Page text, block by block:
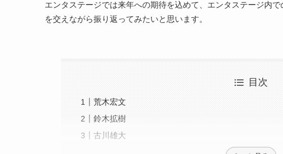
エンタステージでは来年への期待を込めて、エンタステージ内
を交えながら振り返ってみたいと思います。
目次
荒木宏文
鈴木拡樹
古川雄大